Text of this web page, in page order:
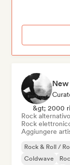
&gt; 2000
Rock alternativo
Rock
Aggiungere
Rock & Roll /
Coldwave